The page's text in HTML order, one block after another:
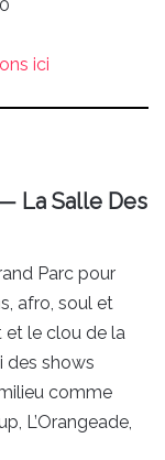
ici
La Salle Des
Parc pour
afro, soul et
et le clou de la
des shows
comme
L’Orangeade,